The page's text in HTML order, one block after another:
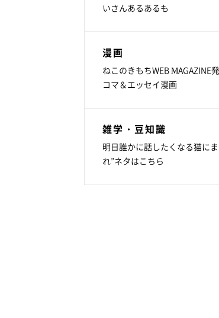
いさんあるあるも
漫画
ねこのきもちWEB MAGAZINE
コマ＆エッセイ漫画
雑学・豆知識
明日誰かに話したくなる猫に
れ”ネタはこちら